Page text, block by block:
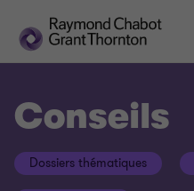
Conseils
Dossiers thématiques